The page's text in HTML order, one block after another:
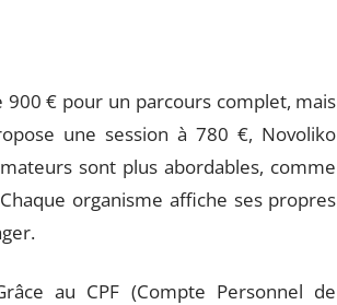
€ pour un parcours complet, mais
une session à 780 €, Novoliko
sont plus abordables, comme
organisme affiche ses propres
au CPF (Compte Personnel de